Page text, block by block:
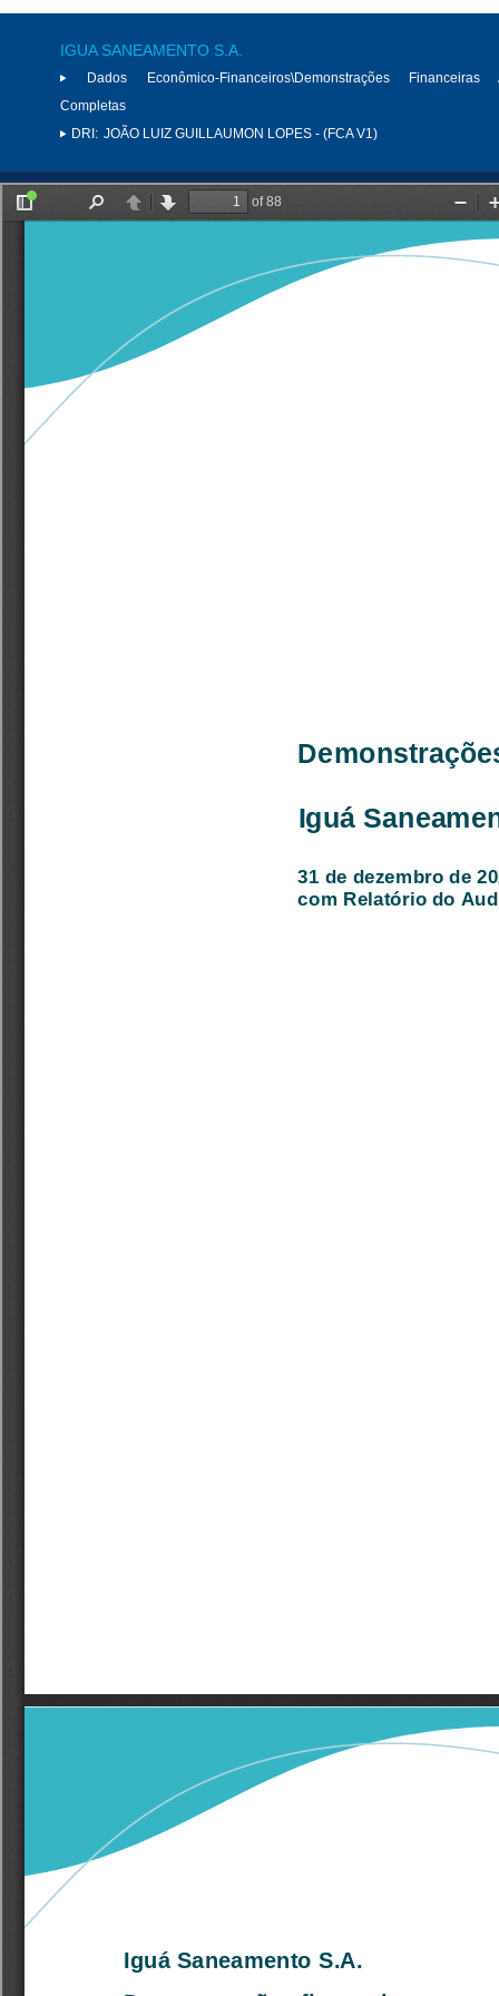
IGUA SANEAMENTO S.A.
Dados Econômico-Financeiros\Demonstrações Financeiras
Completas
DRI: JOÃO LUIZ GUILLAUMON LOPES - (FCA V1)